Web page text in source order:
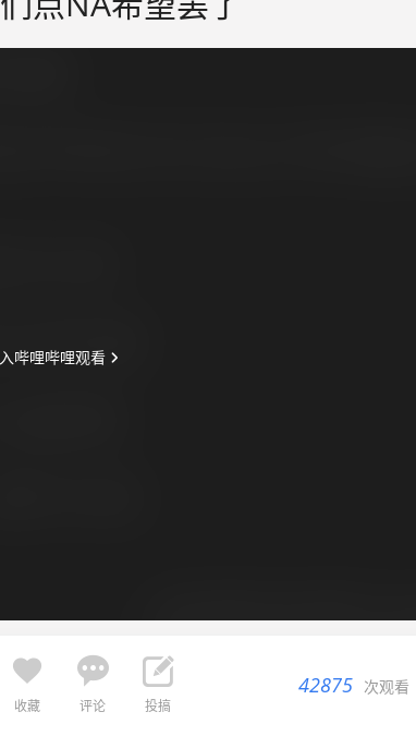

收藏

评论

投搞
42875 次观看